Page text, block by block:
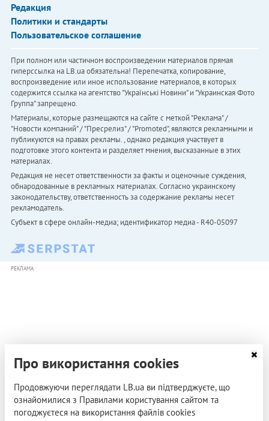
Редакция
Политики и стандарты
Пользовательское соглашение
При полном или частичном воспроизведении материалов прямая
гиперссылка на LB.ua обязательна! Перепечатка, копирование,
воспроизведение или иное использование материалов, в которых
содержится ссылка на агентство "Українськi Новини" и "Украинская Фото
Группа" запрещено.
Материалы, которые размещаются на сайте с меткой "Реклама" /
"Новости компаний" / "Пресрелиз" / "Promoted", являются рекламными и
публикуются на правах рекламы. , однако редакция участвует в
подготовке этого контента и разделяет мнения, высказанные в этих
материалах.
Редакция не несет ответственности за факты и оценочные суждения,
обнародованные в рекламных материалах. Согласно украинскому
законодательству, ответственность за содержание рекламы несет
рекламодатель.
Субъект в сфере онлайн-медиа; идентификатор медиа - R40-05097
РЕКЛАМА
Про використання cookies
Продовжуючи переглядати LB.ua ви підтверджуєте, що
ознайомилися з Правилами користування сайтом та
погоджуєтеся на використання файлів cookies